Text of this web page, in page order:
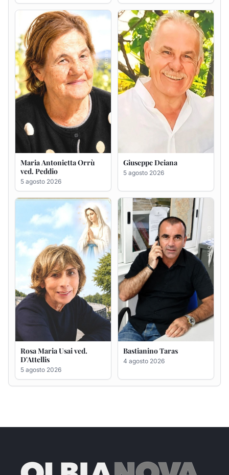
Maria Antonietta Orrù
ved. Peddio
5 agosto 2026
Giuseppe Deiana
5 agosto 2026
Rosa Maria Usai ved.
D'Attellis
5 agosto 2026
Bastianino Taras
4 agosto 2026